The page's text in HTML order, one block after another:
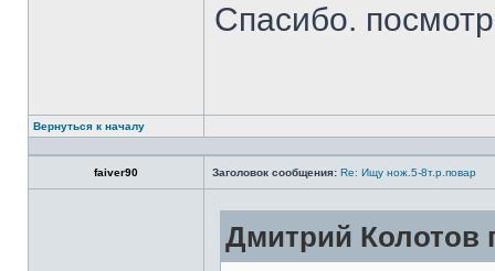
Спасибо.
Вернуться к началу
faiver90 Заголовок сообщения: Re: Ищу нож.5-8т.р.повар
Дмитрий Колотов